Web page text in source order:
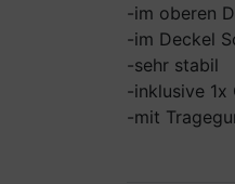
-im oberen
-im Deckel
-sehr stabil
-inklusive 1x
-mit